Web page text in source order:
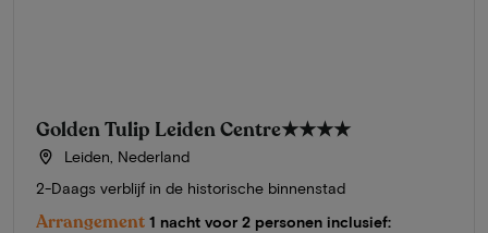
Golden Tulip Leiden Centre★★★★
Leiden, Nederland
2-Daags verblijf in de historische binnenstad
Arrangement 1 nacht voor 2 personen inclusief: